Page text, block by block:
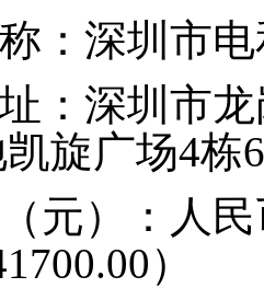
： 深圳市
：深圳市
旋广场4栋
元）：人
）